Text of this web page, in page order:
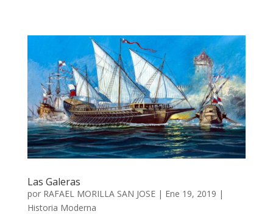
Las Galeras
por RAFAEL MORILLA SAN JOSE| Ene 19, 2019 |
Historia Moderna